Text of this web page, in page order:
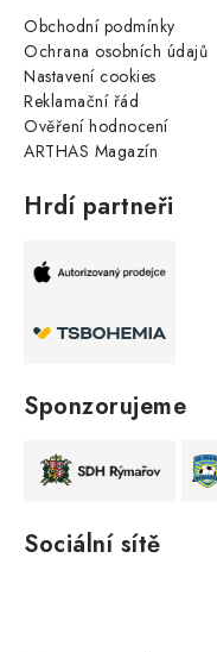
Obchodní podmínky
Ochrana osobních údajů
Nastavení cookies
Reklamační řád
Ověření hodnocení
ARTHAS Magazín
Hrdí partneři
Sponzorujeme
Sociální sítě